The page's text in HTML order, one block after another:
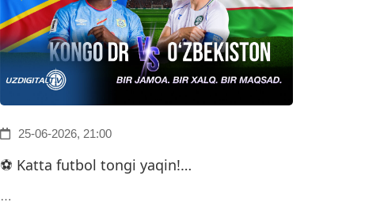
25-06-2026, 21:00
⚽️ Katta futbol tongi yaqin!…
…